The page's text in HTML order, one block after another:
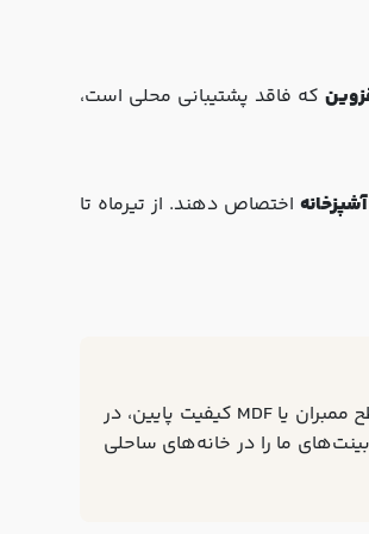
که فاقد پشتیبانی محلی است،
اختصاص دهند. از تیرماه تا
، حتماً از فروشنده بخواهید آزمایش جذب آب را روی نمونه انجام دهد. قطره آب روی سطح ممبران یا MDF کیفیت پایین، در
افزایش می‌دهند. این استاندارد، کابینت‌های ما را در خانه‌های ساحلی